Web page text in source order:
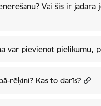
Vai šis ir
var pievienot pielikumu,
rēķini? Kas to darīs?